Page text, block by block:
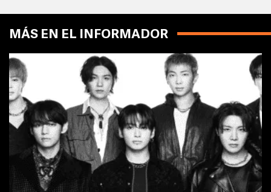
MÁS EN EL INFORMADOR